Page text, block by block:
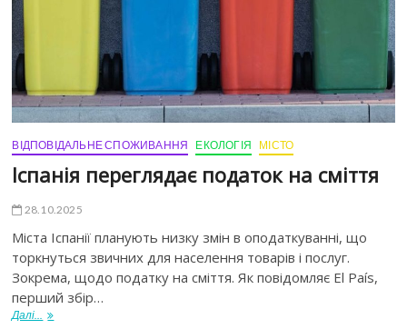
ВІДПОВІДАЛЬНЕ СПОЖИВАННЯ ЕКОЛОГІЯ МІСТО
Іспанія переглядає податок на сміття
28.10.2025
Міста Іспанії планують низку змін в оподаткуванні, що
торкнуться звичних для населення товарів і послуг.
Зокрема, щодо податку на сміття. Як повідомляє El País,
перший збір…
Далі...